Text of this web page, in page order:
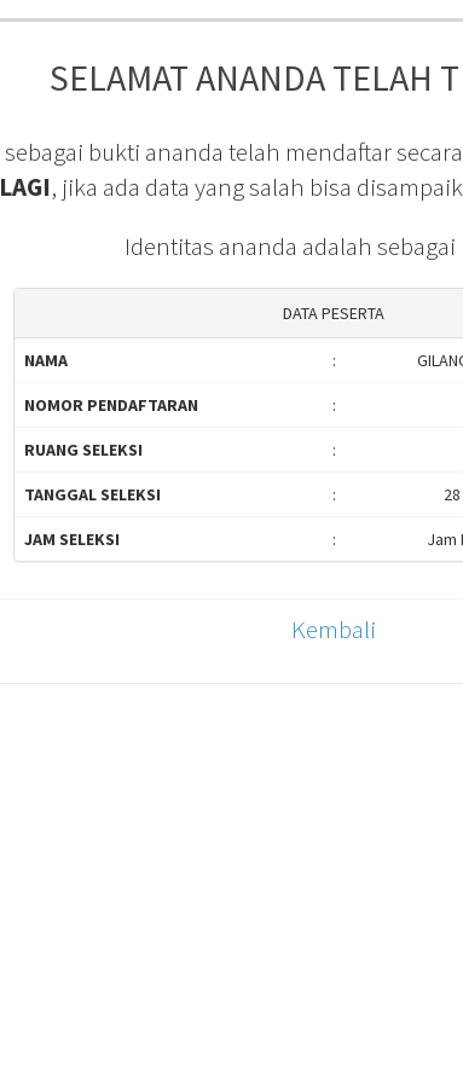
SELAMAT ANANDA TELAH
bukti ananda telah mendaftar
LAGI, jika ada data yang salah bisa
Identitas ananda adalah sebagai
DATA PESERTA
NAMA :
NOMOR PENDAFTARAN :
RUANG SELEKSI :
TANGGAL SELEKSI :
JAM SELEKSI : Jam
Kembali